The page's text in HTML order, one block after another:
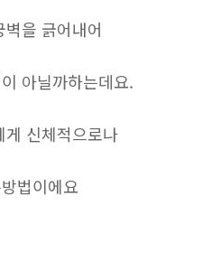
을 긁어내어
아닐까하는데요.
신체적으로나
법이에요